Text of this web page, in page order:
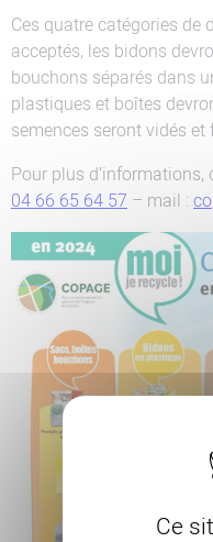
Ce
Ces quatre catégories de
acceptés, les bidons
bouchons séparés dans
plastiques et boîtes
semences seront vidés et
Pour plus d’informations,
04 66 65 64 57 – mail :